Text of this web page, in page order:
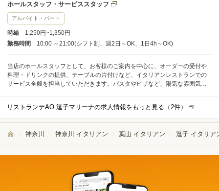
ホールスタッフ・サービススタッフ
アルバイト・パート
時給
1,250円~1,350円
勤務時間
10:00 ～21:00(シフト制、週2日～OK、1日4h～OK)
当店のホールスタッフとして、お客様のご案内を中心に、オーダーの受付や
料理・ドリンクの提供、テーブルの片付けなど、イタリアンレストランでの
サービス全般を担当していただきます。パスタやピザなど、陽気な雰囲気の
ィナータイムに忙しくなりますが、無理なく業務を進められるようスタッフ
同士で協力しています。 未経験の方もご安心ください。入社後は先輩スタッ
らないことがあればすぐに聞ける体制ですので、初めての方でも安心してス
リストランテAO 逗子マリーナの求人情報をもっと見る（2件）
神奈川 神奈川 イタリアン 葉山 イタリアン 逗子 イタリア